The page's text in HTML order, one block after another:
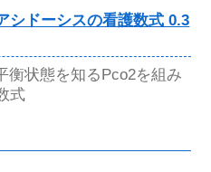
シドーシスの看護数式 0.3
衡状態を知るPco2を組み
式